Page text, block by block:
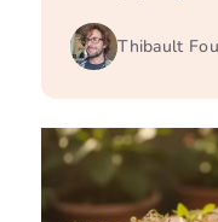
Thibault